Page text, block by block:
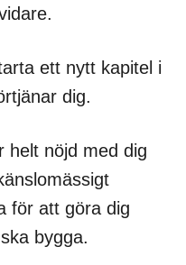
ett nytt kapitel i
dig.
helt nöjd med dig
för att göra dig
bygga.